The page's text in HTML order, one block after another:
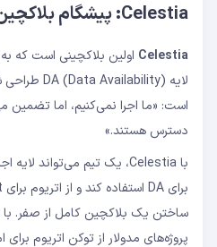
Celestia: پیشگام بلاکچین مدولار
Celestia اولین بلاکچینی است که
است: «ما اجرا نمی‌کنیم، اما تضمین
دسترس هستند.»
ساختن یک بلاکچین کامل از صفر. با
پروژه‌های مدولار از توکن اتریوم